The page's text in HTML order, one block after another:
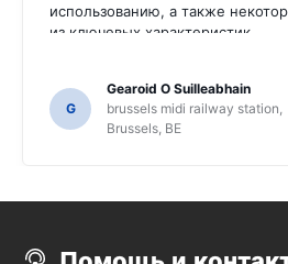
использованию, а также
из ключевых характеристик
клиента. Мы должны были
нескольких местных жителей для
руководства, и только для этого
G
Gearoid O Suilleabhain
brussels midi railway station,
Brussels, BE